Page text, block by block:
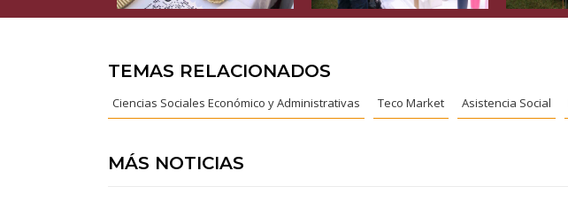
TEMAS RELACIONADOS
Ciencias Sociales Económico y Administrativas Teco Market Asistencia Social
MÁS NOTICIAS